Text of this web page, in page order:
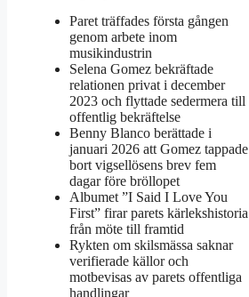
Paret träffades första gången
genom arbete inom
musikindustrin
Selena Gomez bekräftade
relationen privat i december
2023 och flyttade sedermera till
offentlig bekräftelse
Benny Blanco berättade i
januari 2026 att Gomez tappade
bort vigsellösens brev fem
dagar före bröllopet
Albumet ”I Said I Love You
First” firar parets kärlekshistoria
från möte till framtid
Rykten om skilsmässa saknar
verifierade källor och
motbevisas av parets offentliga
handlingar